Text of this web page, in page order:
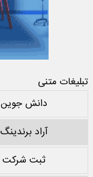
تبلیغات متنی
دانش جوین
آراد برندینگ
ثبت شرکت